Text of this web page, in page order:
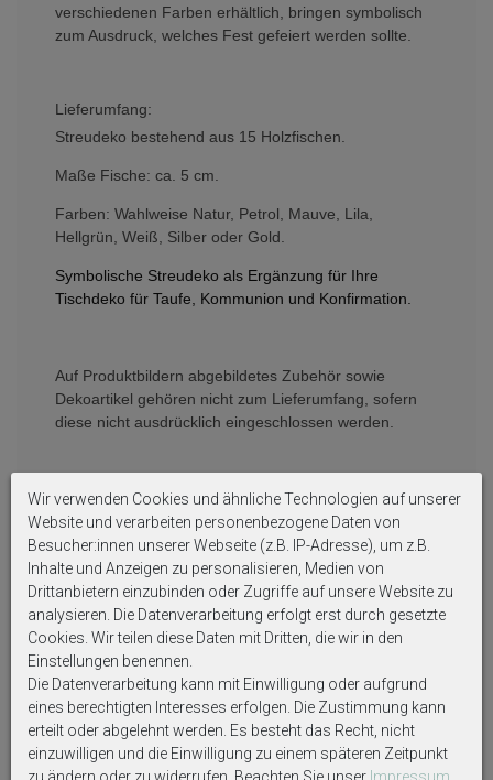
verschiedenen Farben erhältlich, bringen symbolisch
zum Ausdruck, welches Fest gefeiert werden sollte.
Lieferumfang:
Streudeko bestehend aus 15 Holzfischen.
Maße Fische: ca. 5 cm.
Farben: Wahlweise Natur, Petrol, Mauve, Lila,
Hellgrün, Weiß, Silber oder Gold.
Symbolische Streudeko als Ergänzung für Ihre
Tischdeko für Taufe, Kommunion und Konfirmation.
Auf Produktbildern abgebildetes Zubehör sowie
Dekoartikel gehören nicht zum Lieferumfang, sofern
diese nicht ausdrücklich eingeschlossen werden.
Weitere interessante Artikel
Wir verwenden Cookies und ähnliche Technologien auf unserer
Website und verarbeiten personenbezogene Daten von
Besucher:innen unserer Webseite (z.B. IP-Adresse), um z.B.
Inhalte und Anzeigen zu personalisieren, Medien von
Drittanbietern einzubinden oder Zugriffe auf unsere Website zu
analysieren. Die Datenverarbeitung erfolgt erst durch gesetzte
Cookies. Wir teilen diese Daten mit Dritten, die wir in den
Einstellungen benennen.
Die Datenverarbeitung kann mit Einwilligung oder aufgrund
eines berechtigten Interesses erfolgen. Die Zustimmung kann
erteilt oder abgelehnt werden. Es besteht das Recht, nicht
einzuwilligen und die Einwilligung zu einem späteren Zeitpunkt